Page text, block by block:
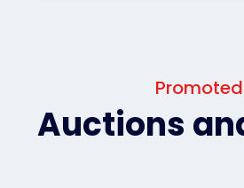
Promoted
Auctions